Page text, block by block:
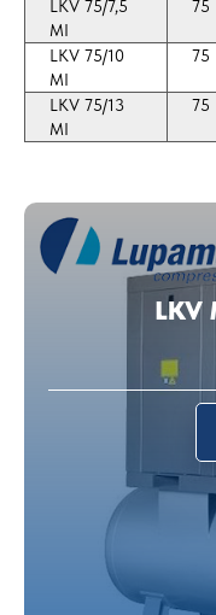
LKV 75/7,5
MI
75
LKV 75/10
MI
75
LKV 75/13
MI
75
LKV